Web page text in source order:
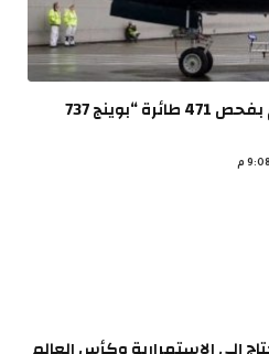
إدارة الطيران الفيدرالية تلزم بفحص 471 طائرة “بوينج 737